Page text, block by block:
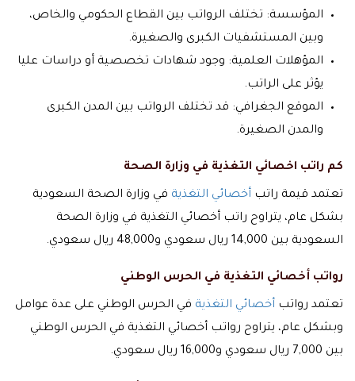
المؤسسة: تختلف الرواتب بين القطاع الحكومي والخاص،
وبين المستشفيات الكبرى والصغيرة.
المؤهلات العلمية: وجود شهادات تخصصية أو دراسات عليا
يؤثر على الراتب.
الموقع الجغرافي: قد تختلف الرواتب بين المدن الكبرى
والمدن الصغيرة.
كم راتب اخصائي التغذية في وزارة الصحة
تعتمد قيمة راتب أخصائي التغذية في وزارة الصحة السعودية
بشكل عام، يتراوح راتب أخصائي التغذية في وزارة الصحة
السعودية بين 14,000 ريال سعودي و48,000 ريال سعودي.
رواتب أخصائي التغذية في الحرس الوطني
تعتمد رواتب أخصائي التغذية في الحرس الوطني على عدة عوامل
وبشكل عام، يتراوح رواتب أخصائي التغذية في الحرس الوطني
بين 7,000 ريال سعودي و16,000 ريال سعودي.